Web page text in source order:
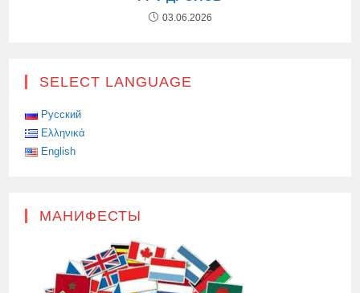
03.06.2026
SELECT LANGUAGE
Русский
Ελληνικά
English
МАНИФЕСТЫ